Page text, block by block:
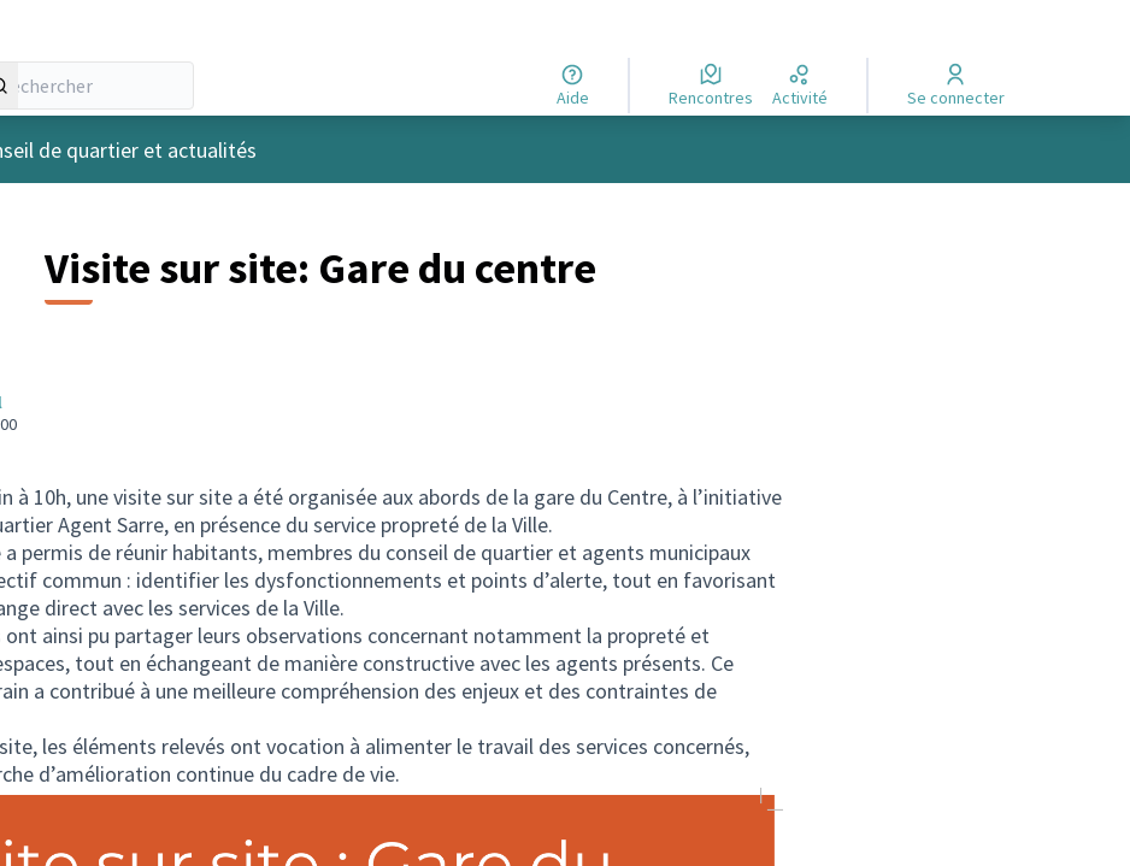
Aide Rencontres Activité Se connecter
de quartier et actualités
Visite sur site: Gare du centre
à 10h, une visite sur site a été organisée aux abords de la gare du Centre, à l’initiative
Agent Sarre, en présence du service propreté de la Ville.
permis de réunir habitants, membres du conseil de quartier et agents municipaux
commun : identifier les dysfonctionnements et points d’alerte, tout en favorisant
direct avec les services de la Ville.
ont ainsi pu partager leurs observations concernant notamment la propreté et
tout en échangeant de manière constructive avec les agents présents. Ce
a contribué à une meilleure compréhension des enjeux et des contraintes de
les éléments relevés ont vocation à alimenter le travail des services concernés,
d’amélioration continue du cadre de vie.